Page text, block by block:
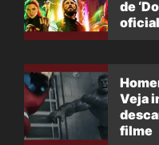
de
Veja
filme